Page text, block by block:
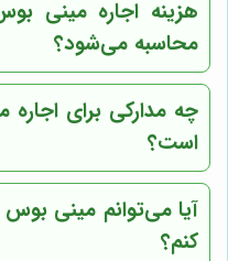
هزینه اجاره مینی
محاسبه می‌شود؟
چه مدارکی برای
است؟
آیا می‌توانم مینی بوس
کنم؟